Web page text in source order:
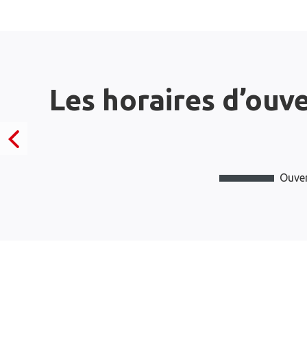
Les horaires